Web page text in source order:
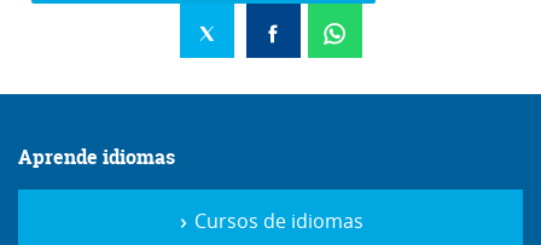
Aprende idiomas
Cursos de idiomas